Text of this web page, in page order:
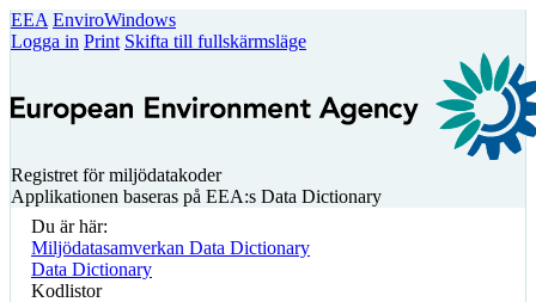
EEA EnviroWindows
Logga in Print Skifta till fullskärmsläge
Registret för miljödatakoder
Applikationen baseras på EEA:s Data Dictionary
Du är här:
Miljödatasamverkan Data Dictionary
Data Dictionary
Kodlistor